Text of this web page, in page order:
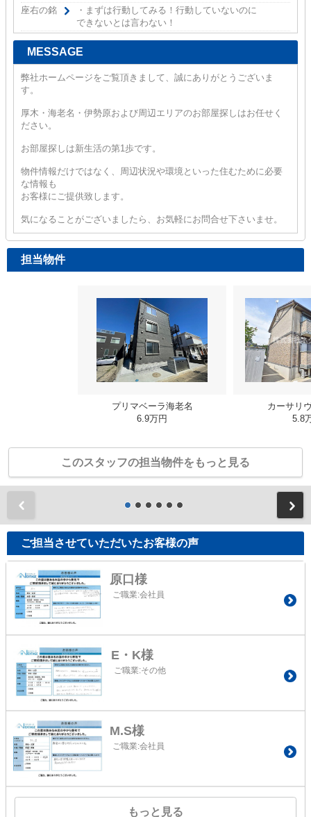
座右の銘
・まずは行動してみる！行動していないのに
できないとは言わない！
MESSAGE
弊社ホームページをご覧頂きまして、誠にありがとうございま
す。
厚木・海老名・伊勢原および周辺エリアのお部屋探しはお任せく
ださい。
お部屋探しは新生活の第1歩です。
物件情報だけではなく、周辺状況や環境といった住むために必要
な情報も
お客様にご提供致します。
気になることがございましたら、お気軽にお問合せ下さいませ。
担当物件
プリマベーラ海老名
6.9万円
カーサリ
5.8
このスタッフの担当物件をもっと見る
ご担当させていただいたお客様の声
原口様
ご職業:会社員
E・K様
ご職業:その他
M.S様
ご職業:会社員
もっと見る